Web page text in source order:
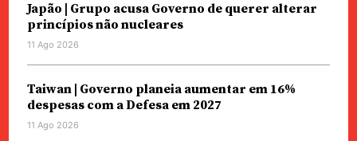
Japão | Grupo acusa Governo de querer alterar
princípios não nucleares
11 Ago 2026
Taiwan | Governo planeia aumentar em 16%
despesas com a Defesa em 2027
11 Ago 2026